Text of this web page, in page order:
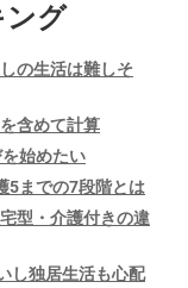
ング
の生活は難しそ
含めて計算
始めたい
5までの7段階とは
型・介護付きの違
し独居生活も心配